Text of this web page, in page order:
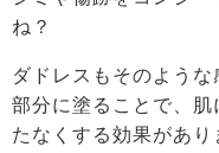
ね？
ダドレスもそのよう
部分に塗ることで、
たなくする効果があり